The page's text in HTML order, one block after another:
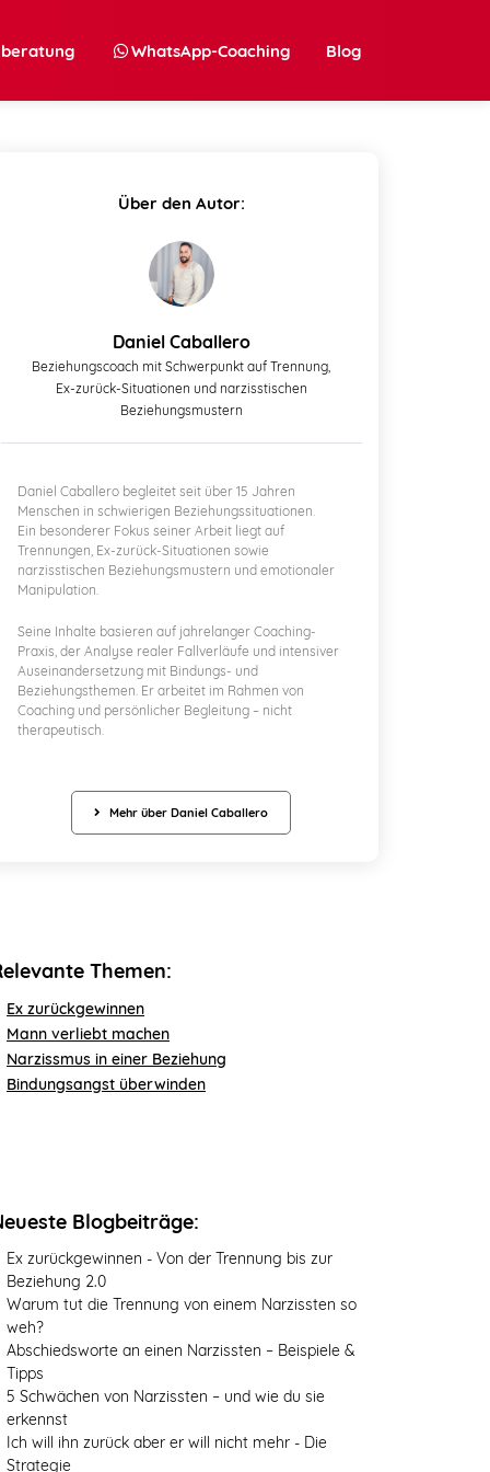
WhatsApp-Coaching Blog
Über den Autor:
Daniel Caballero
Beziehungscoach mit Schwerpunkt auf Trennung,
Ex-zurück-Situationen und narzisstischen
Beziehungsmustern
Daniel Caballero begleitet seit über 15 Jahren
Menschen in schwierigen Beziehungssituationen.
Ein besonderer Fokus seiner Arbeit liegt auf
Trennungen, Ex-zurück-Situationen sowie
narzisstischen Beziehungsmustern und emotionaler
Manipulation.
Seine Inhalte basieren auf jahrelanger Coaching-
Praxis, der Analyse realer Fallverläufe und intensiver
Auseinandersetzung mit Bindungs- und
Beziehungsthemen. Er arbeitet im Rahmen von
Coaching und persönlicher Begleitung – nicht
therapeutisch.
Mehr über Daniel Caballero
Themen:
Ex zurückgewinnen
Mann verliebt machen
Narzissmus in einer Beziehung
Bindungsangst überwinden
Blogbeiträge:
Ex zurückgewinnen - Von der Trennung bis zur
Beziehung 2.0
Warum tut die Trennung von einem Narzissten so
weh?
Abschiedsworte an einen Narzissten – Beispiele &
Tipps
5 Schwächen von Narzissten – und wie du sie
erkennst
Ich will ihn zurück aber er will nicht mehr - Die
Strategie